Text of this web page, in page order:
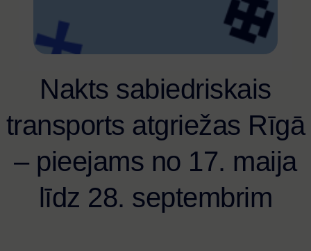
Nakts sabiedriskais
transports atgriežas Rīgā
– pieejams no 17. maija
līdz 28. septembrim